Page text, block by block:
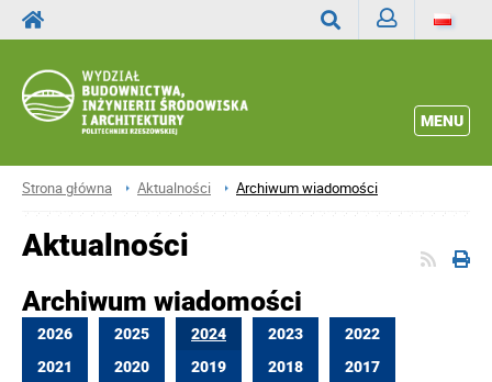
MENU
Strona główna Aktualności Archiwum wiadomości
Aktualności
Archiwum wiadomości
2026 2025 2024 2023
2022
2021
2020 2019 2018 2017